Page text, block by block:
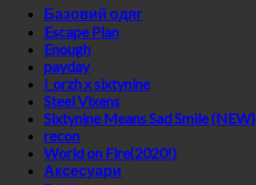
Базовий одяг
Escape Plan
Enough
payday
i_orzh x sixtynine
Steel Vixens
Sixtynine Means Sad Smile (NEW)
recon
World on Fire(2020!)
Аксесуари